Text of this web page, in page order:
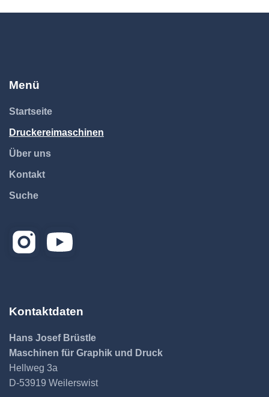
Menü
Startseite
Druckereimaschinen
Über uns
Kontakt
Suche
Kontaktdaten
Hans Josef Brüstle
Maschinen für Graphik und Druck
Hellweg 3a
D-53919 Weilerswist